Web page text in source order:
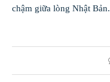
chậm giữa lòng Nhật Bản.